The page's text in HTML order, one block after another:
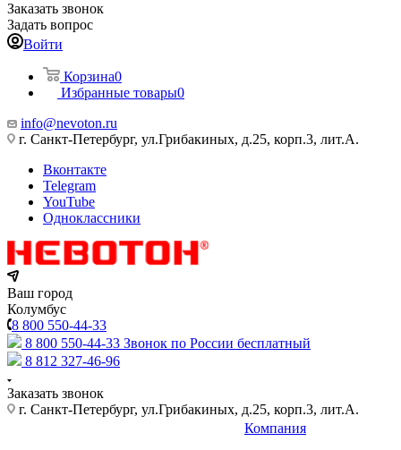
Заказать звонок
Задать вопрос
Войти
Корзина0
Избранные товары0
info@nevoton.ru
г. Санкт-Петербург, ул.Грибакиных, д.25, корп.3, лит.А.
Вконтакте
Telegram
YouTube
Одноклассники
Ваш город
Колумбус
8 800 550-44-33
8 800 550-44-33 Звонок по России бесплатный
8 812 327-46-96
Заказать звонок
г. Санкт-Петербург, ул.Грибакиных, д.25, корп.3, лит.А.
Компания